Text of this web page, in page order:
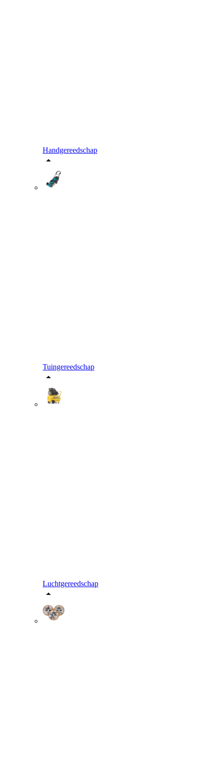
Handgereedschap
Tuingereedschap
Luchtgereedschap